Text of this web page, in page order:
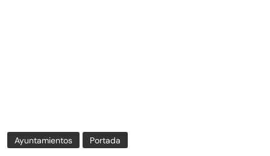
Ayuntamientos Portada